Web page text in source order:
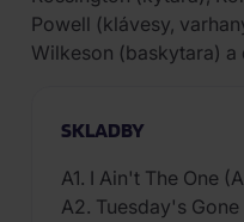
Powell (klávesy,
Wilkeson (baskytara) a
SKLADBY
A1. I Ain't The One
A2. Tuesday's